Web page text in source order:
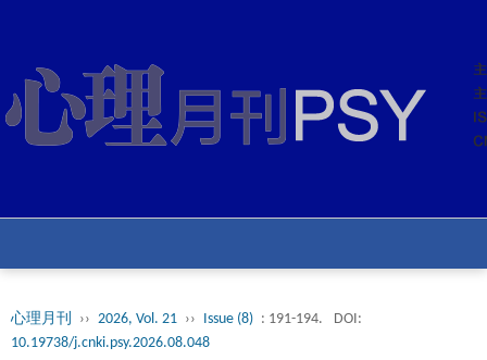
心理月刊 ›› 2026, Vol. 21 ›› Issue (8) : 191-194.
DOI:
10.19738/j.cnki.psy.2026.08.048